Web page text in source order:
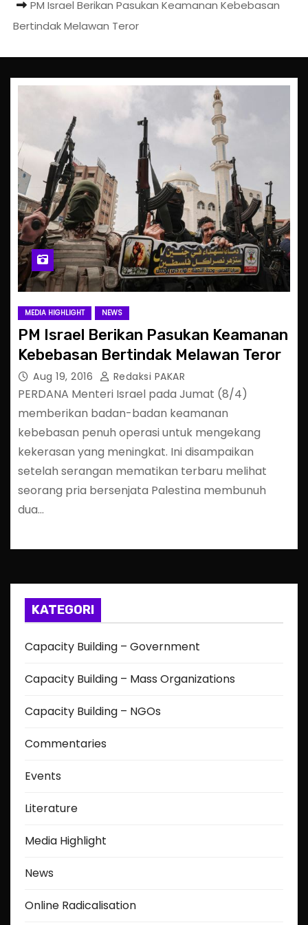
PM Israel Berikan Pasukan Keamanan Kebebasan
Bertindak Melawan Teror
MEDIA HIGHLIGHT NEWS
PM Israel Berikan Pasukan Keamanan
Kebebasan Bertindak Melawan Teror
Aug 19, 2016 Redaksi PAKAR
PERDANA Menteri Israel pada Jumat (8/4)
memberikan badan-badan keamanan
kebebasan penuh operasi untuk mengekang
kekerasan yang meningkat. Ini disampaikan
setelah serangan mematikan terbaru melihat
seorang pria bersenjata Palestina membunuh
dua…
KATEGORI
Capacity Building – Government
Capacity Building – Mass Organizations
Capacity Building – NGOs
Commentaries
Events
Literature
Media Highlight
News
Online Radicalisation